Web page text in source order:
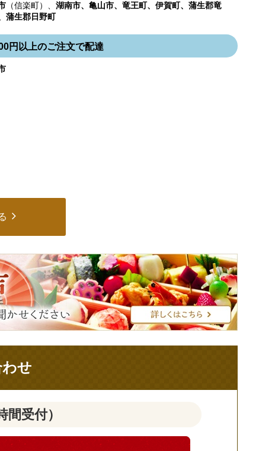
（信楽町）、 湖南市、亀山市、竜王町、伊賀町、蒲生郡竜
蒲生郡日野町
円以上のご注文で配達
せ
受付）